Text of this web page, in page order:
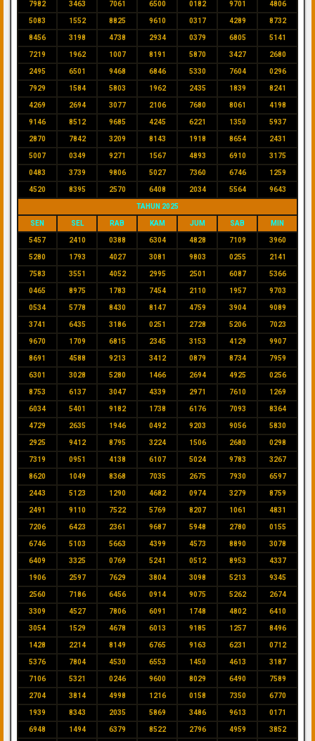
7982 3463 7061 6500 0182 9701 4806
5083 1552 8825 9610 0317 4289 8732
8456 3198 4738 2934 0379 6805 5141
7219 1962 1007 8191 5870 3427 2680
2495 6501 9468 6846 5330 7604 0296
7929 1584 5803 1962 2435 1839 8241
4269 2694 3077 2106 7680 8061 4198
9146 8512 9685 4245 6221 1350 5937
2870 7842 3209 8143 1918 8654 2431
5007 0349 9271 1567 4893 6910 3175
0483 3739 9806 5027 7360 6746 1259
4520 8395 2570 6408 2034 5564 9643
TAHUN 2025
SEN SEL RAB KAM JUM SAB MIN
5457 2410 0388 6304 4828 7109 3960
5280 1793 4027 3081 9803 0255 2141
7583 3551 4052 2995 2501 6087 5366
0465 8975 1783 7454 2110 1957 9703
0534 5778 8430 8147 4759 3904 9089
3741 6435 3186 0251 2728 5206 7023
9670 1709 6815 2345 3153 4129 9907
8691 4588 9213 3412 0879 8734 7959
6301 3028 5280 1466 2694 4925 0256
8753 6137 3047 4339 2971 7610 1269
6034 5401 9182 1738 6176 7093 8364
4729 2635 1946 0492 9203 9056 5830
2925 9412 8795 3224 1506 2680 0298
7319 0951 4138 6107 5024 9783 3267
8620 1049 8368 7035 2675 7930 6597
2443 5123 1290 4682 0974 3279 8759
2491 9110 7522 5769 8207 1061 4831
7206 6423 2361 9687 5948 2780 0155
6746 5103 5663 4399 4573 8890 3078
6409 3325 0769 5241 0512 8953 4337
1906 2597 7629 3804 3098 5213 9345
2560 7186 6456 0914 9075 5262 2674
3309 4527 7806 6091 1748 4802 6410
3054 1529 4678 6013 9185 1257 8496
1428 2214 8149 6765 9163 6231 0712
5376 7804 4530 6553 1450 4613 3187
7106 5321 0246 9600 8029 6490 7589
2704 3814 4998 1216 0158 7350 6770
1939 8343 2035 5869 3486 9613 0171
6948 1494 6379 8522 2796 4959 3852